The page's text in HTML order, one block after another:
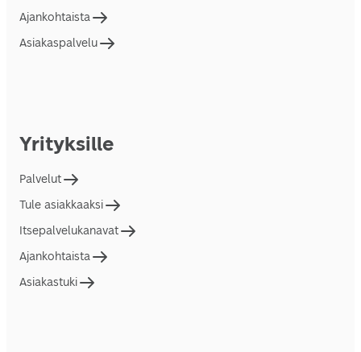
Ajankohtaista
Asiakaspalvelu
Yrityksille
Palvelut
Tule asiakkaaksi
Itsepalvelukanavat
Ajankohtaista
Asiakastuki